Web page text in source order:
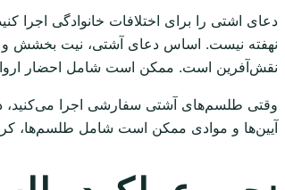
دعای اشتی را برای اختلافات خانوادگی اجرا
نهفته نیست. اساس دعای آشتی، نیت بخشش و
نقش‌آفرین است. ممکن است شامل احضار
وقتی طلسم‌های آشتی سفارشی اجرا می‌کنید،
آیین‌ها و موادی ممکن است شامل طلسم‌ها،